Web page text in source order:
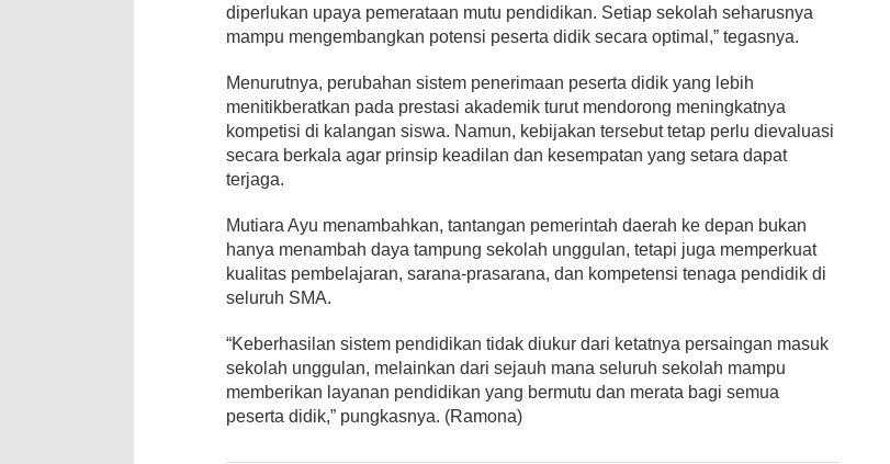
diperlukan upaya pemerataan mutu pendidikan. Setiap sekolah seharusnya
mampu mengembangkan potensi peserta didik secara optimal,” tegasnya.
Menurutnya, perubahan sistem penerimaan peserta didik yang lebih
menitikberatkan pada prestasi akademik turut mendorong meningkatnya
kompetisi di kalangan siswa. Namun, kebijakan tersebut tetap perlu dievaluasi
secara berkala agar prinsip keadilan dan kesempatan yang setara dapat
terjaga.
Mutiara Ayu menambahkan, tantangan pemerintah daerah ke depan bukan
hanya menambah daya tampung sekolah unggulan, tetapi juga memperkuat
kualitas pembelajaran, sarana-prasarana, dan kompetensi tenaga pendidik di
seluruh SMA.
“Keberhasilan sistem pendidikan tidak diukur dari ketatnya persaingan masuk
sekolah unggulan, melainkan dari sejauh mana seluruh sekolah mampu
memberikan layanan pendidikan yang bermutu dan merata bagi semua
peserta didik,” pungkasnya. (Ramona)